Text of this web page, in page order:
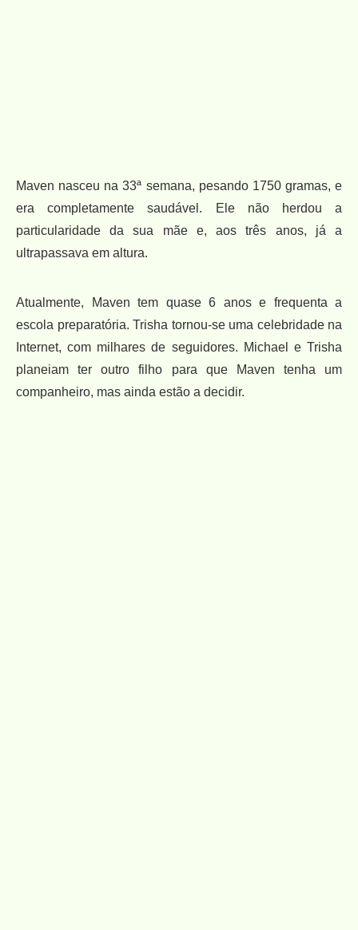
Maven nasceu na 33ª semana, pesando 1750 gramas, e
era completamente saudável. Ele não herdou a
particularidade da sua mãe e, aos três anos, já a
ultrapassava em altura.
Atualmente, Maven tem quase 6 anos e frequenta a
escola preparatória. Trisha tornou-se uma celebridade na
Internet, com milhares de seguidores. Michael e Trisha
planeiam ter outro filho para que Maven tenha um
companheiro, mas ainda estão a decidir.